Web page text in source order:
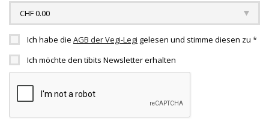
Ich habe die AGB der Vegi-Legi gelesen und stimme diesen zu *
Ich möchte den tibits Newsletter erhalten